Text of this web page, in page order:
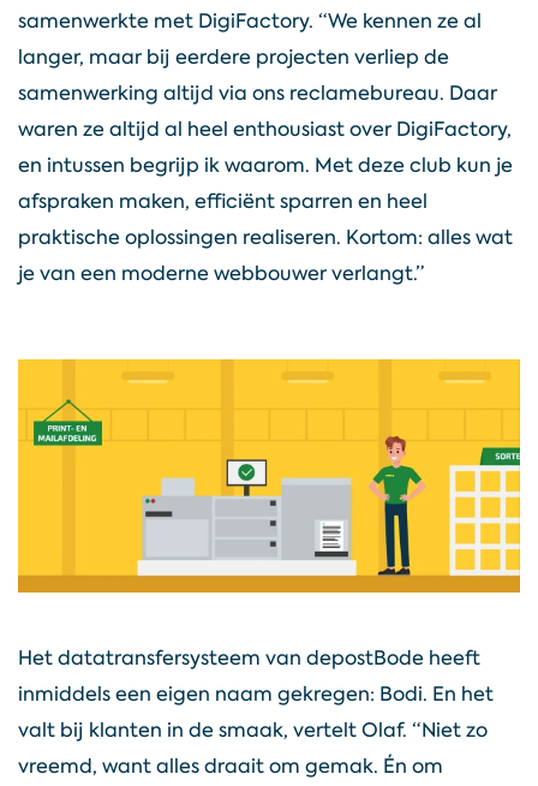
samenwerkte met DigiFactory. “We kennen ze al
langer, maar bij eerdere projecten verliep de
samenwerking altijd via ons reclamebureau. Daar
waren ze altijd al heel enthousiast over DigiFactory,
en intussen begrijp ik waarom. Met deze club kun je
afspraken maken, efficiënt sparren en heel
praktische oplossingen realiseren. Kortom: alles wat
je van een moderne webbouwer verlangt.”
Het datatransfersysteem van depostBode heeft
inmiddels een eigen naam gekregen: Bodi. En het
valt bij klanten in de smaak, vertelt Olaf. “Niet zo
vreemd, want alles draait om gemak. Én om